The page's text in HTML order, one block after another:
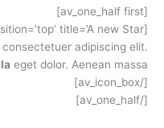
[av_one_half first]
[av_icon_box icon=’27’ position=’top’ title=’A new Star’]
adipiscing elit.
eget dolor. Aenean massa.
[/av_icon_box]
[/av_one_half]